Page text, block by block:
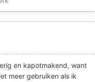
en kapotmakend, want
meer gebruiken als ik